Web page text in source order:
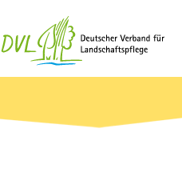
Seiteninhalt